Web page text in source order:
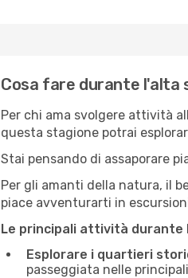
Cosa fare durante l'alta
Per chi ama svolgere attività
questa stagione potrai
Stai pensando di assaporare
Per gli amanti della natura, il
piace avventurarti in
Le principali attività durante
Esplorare i quartieri
passeggiata nelle